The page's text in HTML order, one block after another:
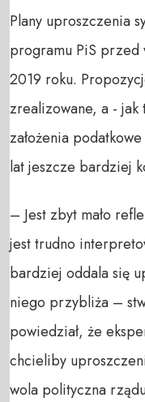
Plany uproszczenia
programu PiS przed
2019 roku.
zrealizowane, a -
założenia
lat jeszcze bardziej
– Jest zbyt mało
jest trudno
bardziej oddala się
niego przybliża –
powiedział, że
chcieliby
wola polityczna